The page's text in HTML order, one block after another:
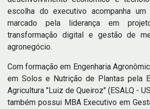
escolha do executivo acompanha
marcado pela liderança em
transformação digital e gestão de
agronegócio.
Com formação em Engenharia
em Solos e Nutrição de Plantas pela
Agricultura "Luiz de Queiroz" (ESALQ -
também possui MBA Executivo em